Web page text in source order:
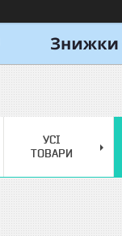
УСІ
ТОВАРИ